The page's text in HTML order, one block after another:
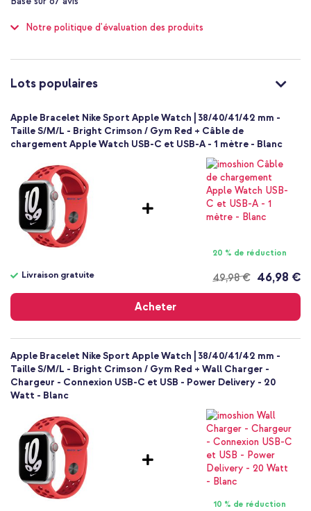
1 Pc
Taille S/M/L
Fermeture à clou et passant
of
Notre politique d'évaluation des produits
Lots populaires
Apple Bracelet Nike Sport Apple Watch | 38/40/41/42 mm -
Taille S/M/L - Bright Crimson / Gym Red + Câble de
chargement Apple Watch USB-C et USB-A - 1 mètre - Blanc
20 % de réduction
49,98 €
Livraison gratuite 46,98 €
Acheter
gratuite
Apple Bracelet Nike Sport Apple Watch | 38/40/41/42 mm -
Taille S/M/L - Bright Crimson / Gym Red + Wall Charger -
Chargeur - Connexion USB-C et USB - Power Delivery - 20
Watt - Blanc
10 % de réduction